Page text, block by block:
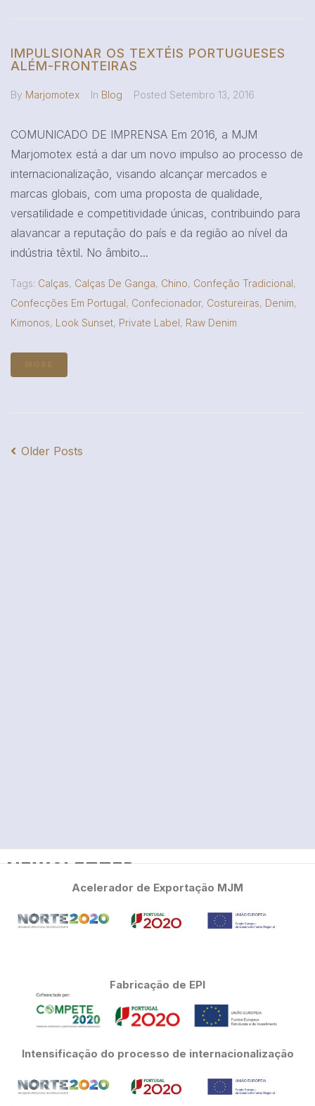
IMPULSIONAR OS TEXTÉIS PORTUGUESES
ALÉM-FRONTEIRAS
By Marjomotex In Blog Posted Setembro 13, 2016
COMUNICADO DE IMPRENSA Em 2016, a MJM
Marjomotex está a dar um novo impulso ao processo de
internacionalização, visando alcançar mercados e
marcas globais, com uma proposta de qualidade,
versatilidade e competitividade únicas, contribuindo para
alavancar a reputação do país e da região ao nível da
indústria têxtil. No âmbito...
Tags: Calças, Calças De Ganga, Chino, Confeção Tradicional,
Confecções Em Portugal, Confecionador, Costureiras, Denim,
Kimonos, Look Sunset, Private Label, Raw Denim
Older Posts
Acelerador de Exportação MJM
Fabricação de EPI
Intensificação do processo de internacionalização
NEWSLETTER
Declaro que li e aceito aDeclaração de Proteção
de Dados.